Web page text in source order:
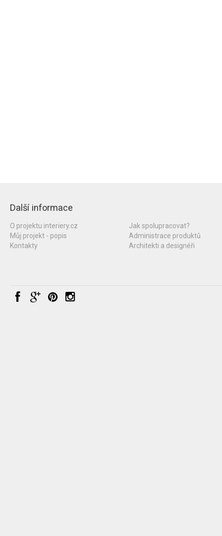
Další informace
O projektu interiery.cz
Můj projekt - popis
Kontakty
Jak spolupracovat?
Administrace produktů
Architekti a designéři